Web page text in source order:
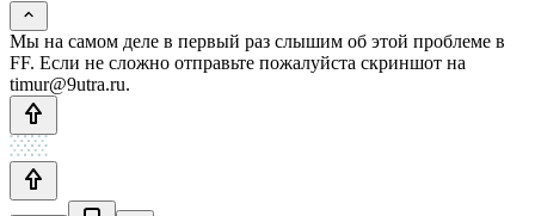
Мы на самом деле в первый раз слышим об этой проблеме в
FF. Если не сложно отправьте пожалуйста скриншот на
timur@9utra.ru.